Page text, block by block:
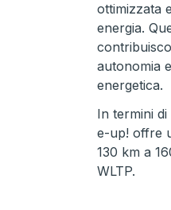
ottimizzata
energia.
autonomia
energetica.
In termini
e-up! offre
130 km a
WLTP.